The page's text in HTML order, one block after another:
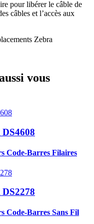
pour libérer le câble de
câbles et l’accès aux
Zebra
vous
Code-Barres Filaires
Code-Barres Sans Fil